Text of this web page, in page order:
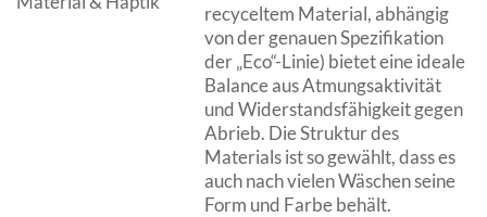
recyceltem Material, abhängig
von der genauen Spezifikation
der „Eco“-Linie) bietet eine ideale
Balance aus Atmungsaktivität
und Widerstandsfähigkeit gegen
Abrieb. Die Struktur des
Materials ist so gewählt, dass es
auch nach vielen Wäschen seine
Form und Farbe behält.